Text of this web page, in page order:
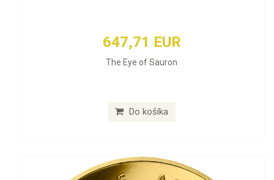
647,71 EUR
The Eye of Sauron
Do košíka